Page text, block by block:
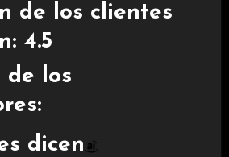
de los clientes
4.5
de los
dicen